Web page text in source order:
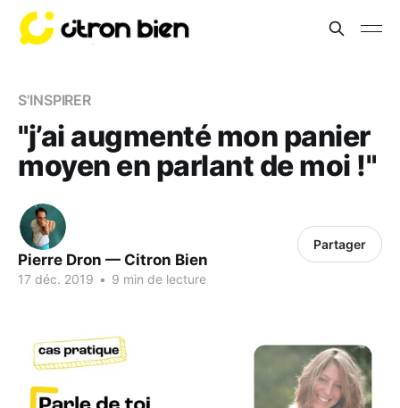
S'INSPIRER
"j’ai augmenté mon panier
moyen en parlant de moi !"
Pierre Dron — Citron Bien
17 déc. 2019 • 9 min de lecture
Partager